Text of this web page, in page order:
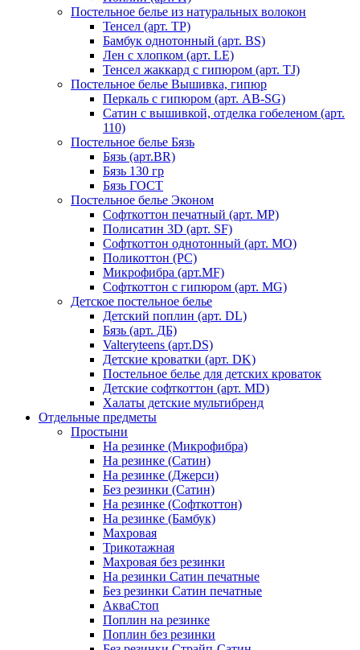
Постельное белье из натуральных волокон
Тенсел (арт. ТР)
Бамбук однотонный (арт. BS)
Лен с хлопком (арт. LE)
Тенсел жаккард с гипюром (арт. TJ)
Постельное белье Вышивка, гипюр
Перкаль с гипюром (арт. AB-SG)
Сатин с вышивкой, отделка гобеленом (арт.
110)
Постельное белье Бязь
Бязь (арт.BR)
Бязь 130 гр
Бязь ГОСТ
Постельное белье Эконом
Софткоттон печатный (арт. MР)
Полисатин 3D (арт. SF)
Софткоттон однотонный (арт. MO)
Поликоттон (PC)
Микрофибра (арт.MF)
Софткоттон с гипюром (арт. MG)
Детское постельное белье
Детский поплин (арт. DL)
Бязь (арт. ДБ)
Valteryteens (арт.DS)
Детские кроватки (арт. DK)
Постельное белье для детских кроваток
Детские софткоттон (арт. MD)
Халаты детские мультибренд
Отдельные предметы
Простыни
На резинке (Микрофибра)
На резинке (Сатин)
На резинке (Джерси)
Без резинки (Сатин)
На резинке (Софткоттон)
На резинке (Бамбук)
Махровая
Трикотажная
Махровая без резинки
На резинки Сатин печатные
Без резинки Сатин печатные
АкваСтоп
Поплин на резинке
Поплин без резинки